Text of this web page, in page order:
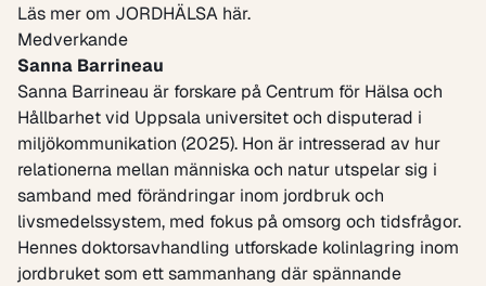
Läs mer om JORDHÄLSA här.
Medverkande
Sanna Barrineau
Sanna Barrineau är forskare på Centrum för Hälsa och
Hållbarhet vid Uppsala universitet och disputerad i
miljökommunikation (2025). Hon är intresserad av hur
relationerna mellan människa och natur utspelar sig i
samband med förändringar inom jordbruk och
livsmedelssystem, med fokus på omsorg och tidsfrågor.
Hennes doktorsavhandling utforskade kolinlagring inom
jordbruket som ett sammanhang där spännande